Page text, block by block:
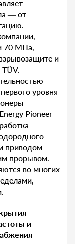
— от
70 МПа,
и
уровня
Pioneer
приводом
прорывом.
во многих
и